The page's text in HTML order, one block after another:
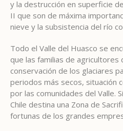
y la destrucción en superficie
II que son de máxima
nieve y la subsistencia del río
Todo el Valle del Huasco se
que las familias de agricultores
conservación de los glaciares
periodos más secos, situación
por las comunidades del Valle.
Chile destina una Zona de
fortunas de los grandes